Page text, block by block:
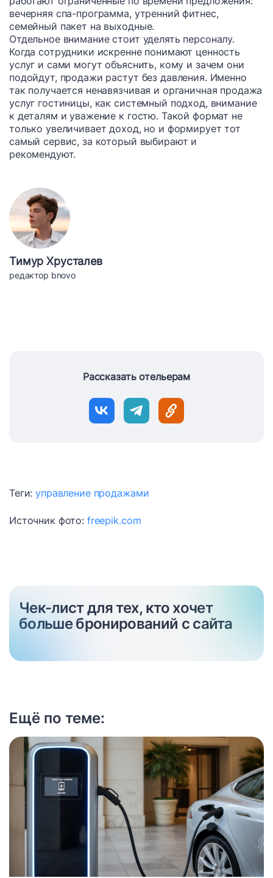
вечерняя спа-программа, утренний фитнес,
семейный пакет на выходные.
Отдельное внимание стоит уделять персоналу.
Когда сотрудники искренне понимают ценность
услуг и сами могут объяснить, кому и зачем они
подойдут, продажи растут без давления. Именно
так получается ненавязчивая и органичная продажа
услуг гостиницы, как системный подход, внимание
к деталям и уважение к гостю. Такой формат не
только увеличивает доход, но и формирует тот
самый сервис, за который выбирают и
рекомендуют.
Тимур Хрусталев
редактор bnovo
Рассказать отельерам
Теги:управление продажами
Источник фото: freepik.com
Чек-лист для тех, кто хочет
больше бронирований с сайта
Ещё по теме: